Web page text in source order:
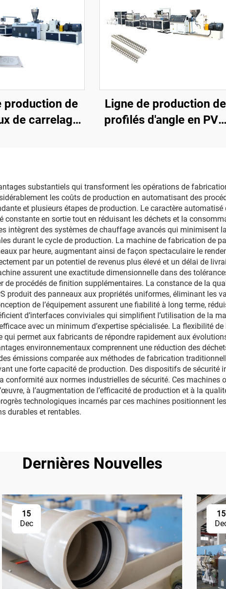
production de
de carrelage
Ligne de production de
profilés d'angle en PVC
substantiels qui transforment les opérations de
les coûts de production en automatisant des
et plusieurs étapes de production. Le caractère
en sortie tout en réduisant les déchets et la
intègrent des systèmes de chauffage avancés qui minimisent
durant le cycle de production. La machine de fabrication de
par heure, augmentant ainsi de façon spectaculaire le
par un potentiel de revenus plus élevé et un délai de
assurent une exactitude dimensionnelle dans des
procédés de finition supplémentaires. La constance de la
des panneaux aux propriétés uniformes, éliminant les
de l’équipement assurent une fiabilité à long terme,
d’interfaces conviviales qui simplifient l’utilisation de la
avec un minimum d’expertise spécialisée. La flexibilité
qui permet aux fabricants de répondre rapidement aux
environnementaux comprennent une réduction des
émissions comparée aux méthodes de fabrication
une forte capacité de production. Des dispositifs de sécurité
conformité aux normes industrielles de sécurité. Ces machines
à l’augmentation de l’efficacité de production et à la
technologiques incarnés par ces machines positionnent
durables et rentables.
Dernières Nouvelles
15
Dec
15